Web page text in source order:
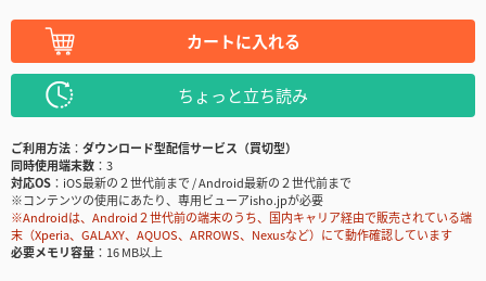
カートに入れる
ちょっと立ち読み
ご利用方法
ダウンロード型配信サービス（買切型）
同時使用端末数
3
対応OS
iOS最新の２世代前まで / Android最新の２世代前まで
※コンテンツの使用にあたり、専用ビューアisho.jpが必要
※Androidは、Android２世代前の端末のうち、国内キャリア経由で販売されている端
末（Xperia、GALAXY、AQUOS、ARROWS、Nexusなど）にて動作確認しています
必要メモリ容量
16 MB以上